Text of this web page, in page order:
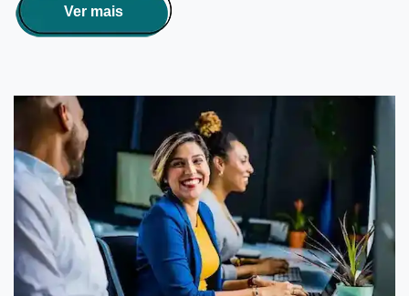
Ver mais